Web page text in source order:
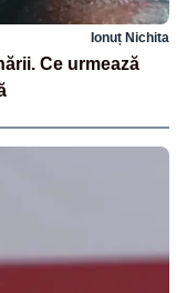
Ionuț Nichita
Ce urmează